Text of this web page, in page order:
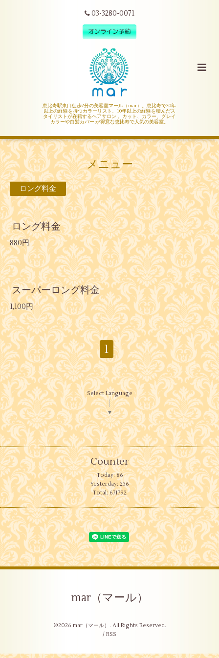
03-3280-0071
恵比寿駅東口徒歩2分の美容室マール（mar）。恵比寿で20年
以上の経験を持つカラーリスト、10年以上の経験を積んだス
タイリストが在籍するヘアサロン 。カット、カラー、グレイ
カラーや白髪カバー が得意な恵比寿で人気の美容室。
メニュー
ロング料金
ロング料金
880円
スーパーロング料金
1,100円
1
Select Language
▼
Counter
Today:86
Yesterday: 236
Total: 671792
mar（マール）
©2026 mar（マール） . All Rights Reserved.
/ RSS